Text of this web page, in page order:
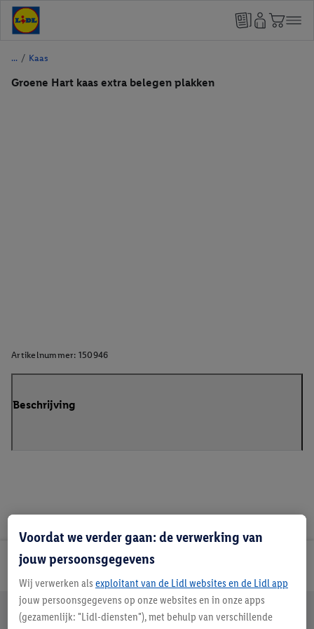
/ Kaas
Groene Hart kaas extra belegen plakken
Artikelnummer: 150946
Beschrijving
Lidl Nieuwsbrief
Jouw voordelen bij ons als Lidl webshop klant
Gratis retourneren Veilig winkelen
Voordat we verder gaan: de verwerking van
jouw persoonsgegevens
Wij verwerken als exploitant van de Lidl websites en de Lidl app
jouw persoonsgegevens op onze websites en in onze apps
(gezamenlijk: "Lidl-diensten"), met behulp van verschillende